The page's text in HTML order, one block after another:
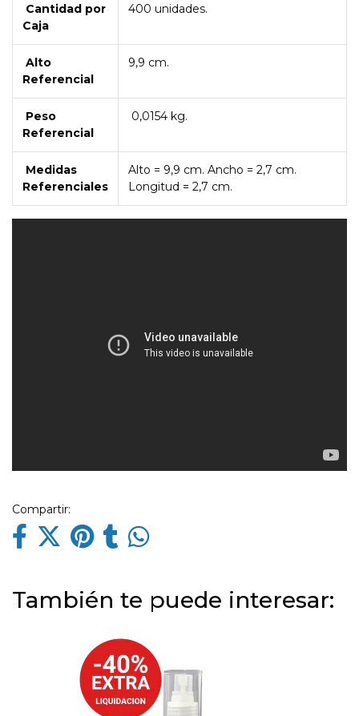
Cantidad por
Caja
400 unidades.
Alto
Referencial
9,9 cm.
Peso
Referencial
0,0154 kg.
Medidas
Referenciales
Alto = 9,9 cm. Ancho = 2,7 cm.
Longitud = 2,7 cm.
Compartir:
También te puede interesar: